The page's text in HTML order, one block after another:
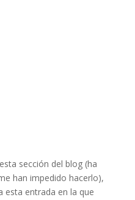
sección del blog (ha
han impedido hacerlo),
entrada en la que